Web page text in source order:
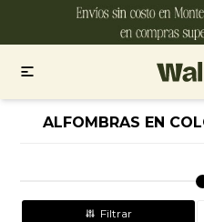

ALFOMBRAS EN